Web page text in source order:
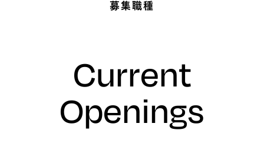
募集職種
Current
Openings